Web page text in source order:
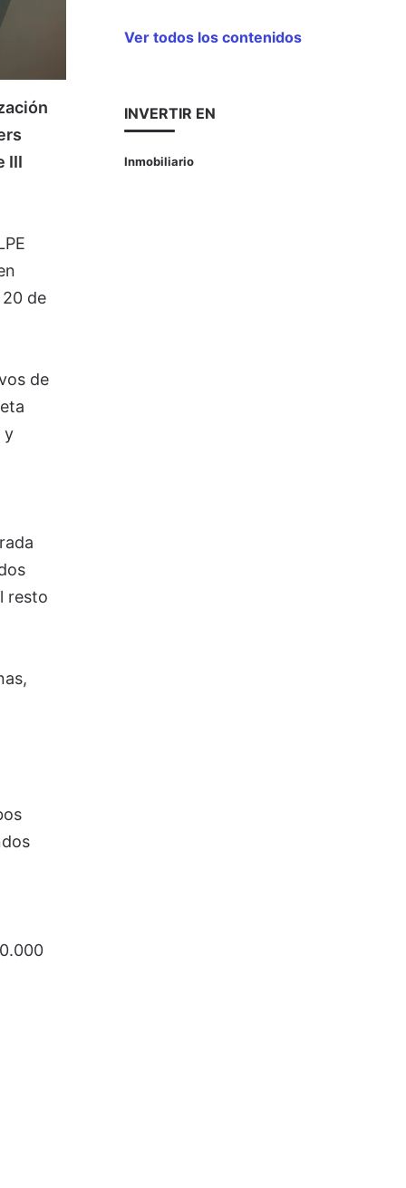
III
de
de
y
resto
Ver todos los contenidos
INVERTIR EN
Inmobiliario